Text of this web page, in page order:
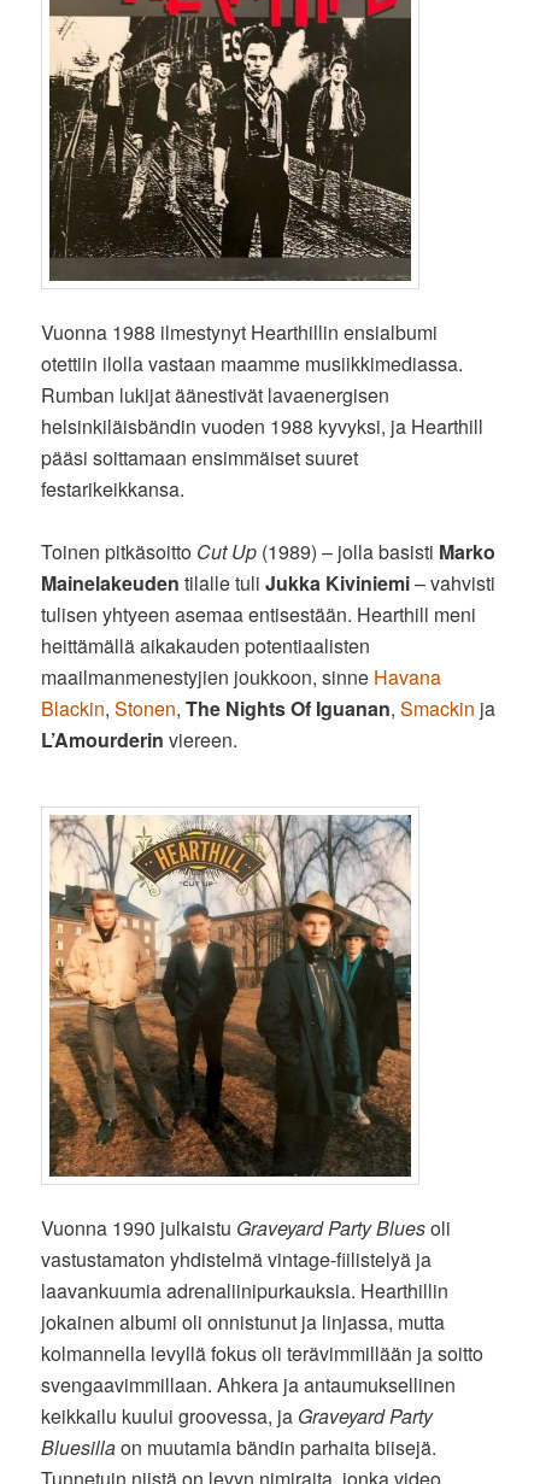
Vuonna 1988 ilmestynyt Hearthillin ensialbumi
otettiin ilolla vastaan maamme musiikkimediassa.
Rumban lukijat äänestivät lavaenergisen
helsinkiläisbändin vuoden 1988 kyvyksi, ja Hearthill
pääsi soittamaan ensimmäiset suuret
festarikeikkansa.
Toinen pitkäsoitto Cut Up (1989) – jolla basisti Marko
Mainelakeuden tilalle tuliJukka Kiviniemi– vahvisti
tulisen yhtyeen asemaa entisestään. Hearthill meni
heittämällä aikakauden potentiaalisten
maailmanmenestyjien joukkoon, sinne Havana
Blackin,Stonen,The Nights Of Iguanan,Smackin ja
L’Amourderin viereen.
Vuonna 1990 julkaistu Graveyard Party Bluesoli
vastustamaton yhdistelmä vintage-fiilistelyä ja
laavankuumia adrenaliinipurkauksia. Hearthillin
jokainen albumi oli onnistunut ja linjassa, mutta
kolmannella levyllä fokus oli terävimmillään ja soitto
svengaavimmillaan. Ahkera ja antaumuksellinen
keikkailu kuului groovessa, ja Graveyard Party
Bluesillaon muutamia bändin parhaita biisejä.
Tunnetuin niistä on levyn nimiraita, jonka video